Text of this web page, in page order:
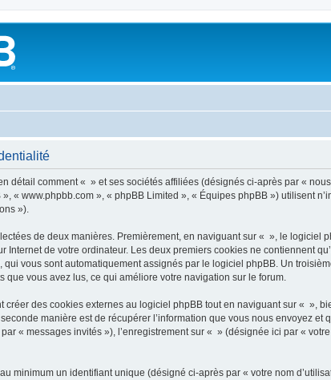
détail comment « » et ses sociétés affiliées (désignés ci-après par «
« www.phpbb.com », « phpBB Limited », « Équipes phpBB ») utilisent
»).
de deux manières. Premièrement, en naviguant sur « », le
Internet de votre ordinateur. Les deux premiers cookies ne contiennent
qui vous sont automatiquement assignés par le logiciel phpBB. Un
que vous avez lus, ce qui améliore votre navigation sur le forum.
créer des cookies externes au logiciel phpBB tout en naviguant sur « »,
manière est de récupérer l’information que vous nous envoyez
« messages invités »), l’enregistrement sur « » (désignée ici par «
minimum un identifiant unique (désigné ci-après par « votre nom